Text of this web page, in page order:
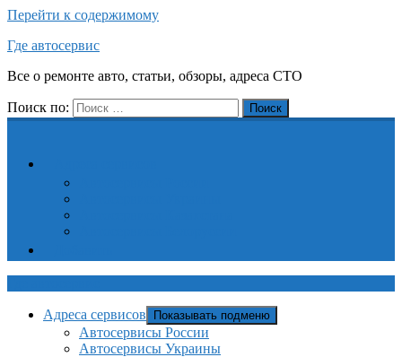
Перейти к содержимому
Где автосервис
Все о ремонте авто, статьи, обзоры, адреса СТО
Поиск по: Поиск
Адреса сервисов Показывать подменю
Автосервисы России
Автосервисы Украины